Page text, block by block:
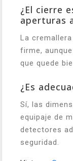
¿El cierre
aperturas
La
firme,
que quede
¿Es
Sí, las
equipaje de
detectores
seguridad.